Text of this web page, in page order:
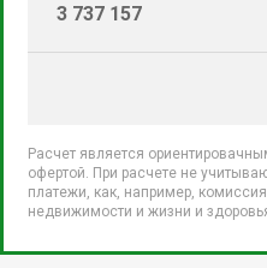
3 737 157
Расчет является
офертой. При расчете не
платежи, как, например,
недвижимости и жизни и